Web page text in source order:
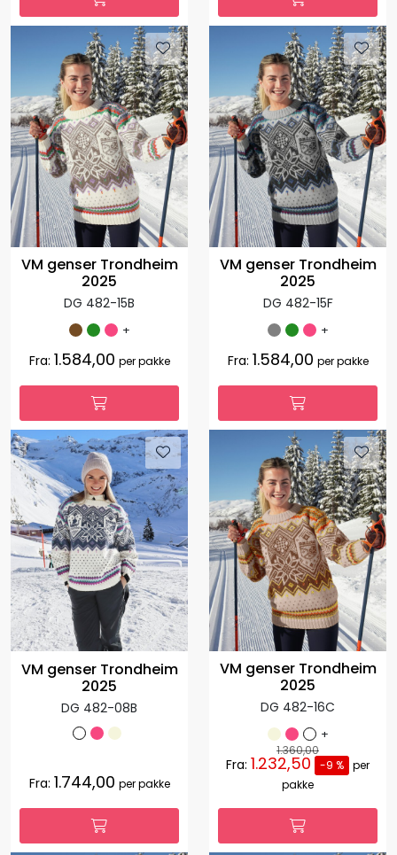
VM genser Trondheim
2025
DG 482-15B
+
Fra: 1.584,00 per pakke
VM genser Trondheim
2025
DG 482-15F
+
Fra: 1.584,00 per pakke
VM genser Trondheim
2025
DG 482-08B
Fra: 1.744,00 per pakke
VM genser Trondheim
2025
DG 482-16C
+
1.360,00
Fra: 1.232,50 -9 % per
pakke